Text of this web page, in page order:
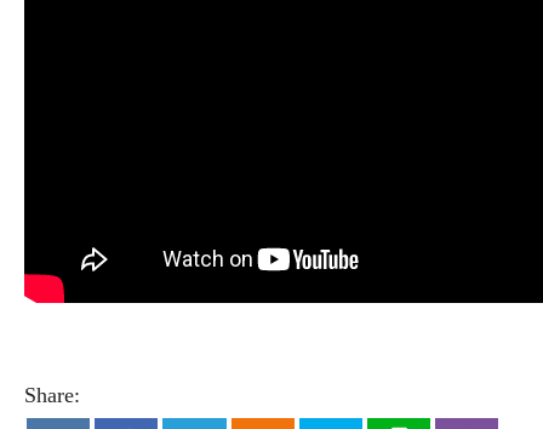
Share: